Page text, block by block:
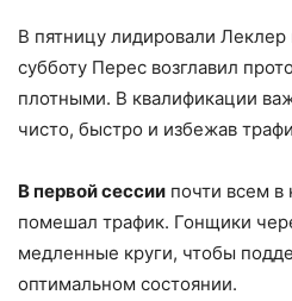
В пятницу лидировали
субботу Перес возглавил
плотными. В квалификации
чисто, быстро и избежав
В первой сессии почти всем
помешал трафик. Гонщики
медленные круги, чтобы
оптимальном состоянии.